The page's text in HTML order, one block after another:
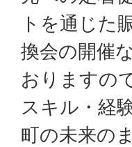
トを通じた
換会の開催
おりますの
スキル・経
町の未来の